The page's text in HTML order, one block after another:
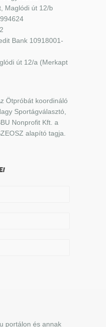
Maglódi út 12/b
Bank 10918001-
út 12/a (Merkapt
Ötpróbát koordináló
Sportágválasztó,
Nonprofit Kft. a
alapító tagja.
portálon és annak